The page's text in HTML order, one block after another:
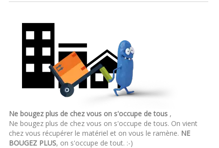
Ne bougez plus de chez vous on s'occupe de tous ,
Ne bougez plus de chez vous on s'occupe de tous. On vient
chez vous récupérer le matériel et on vous le ramène. NE
BOUGEZ PLUS, on s'occupe de tout. :-)